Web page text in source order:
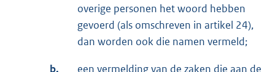
overige personen het woord hebben
gevoerd (als omschreven in artikel 24),
dan worden ook die namen vermeld;
b.
een vermelding van de zaken die aan de